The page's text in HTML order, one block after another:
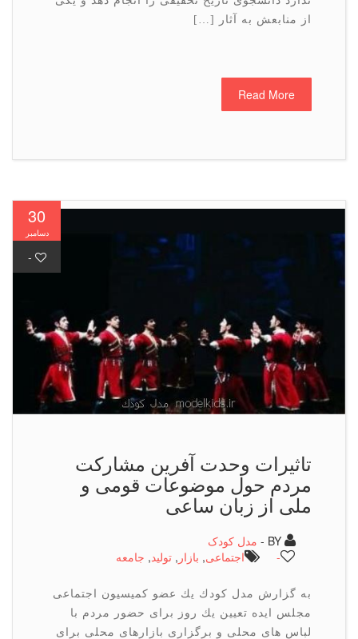
از منابعش به آثار […]
Read More
30
تاثیرات وحدت آفرین مشاركت
مردم حول موضوعات قومی و
ملی از زبان ساعی
مدل کودک
اجتماعی,بازار,تولید,جامعه
به گزارش مدل كودك یك عضو كمیسیون اجتماعی
مجلس ایده تعیین یك روز برای حضور مردم با
لباس های محلی و برگزاری بازارهای محلی برای